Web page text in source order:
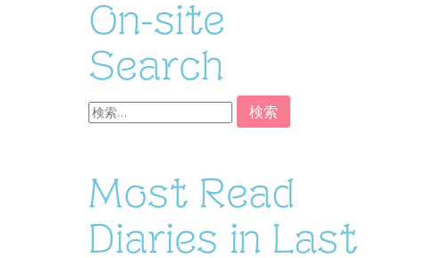
On-site
Search
検
索:
Most Read
Diaries in Last